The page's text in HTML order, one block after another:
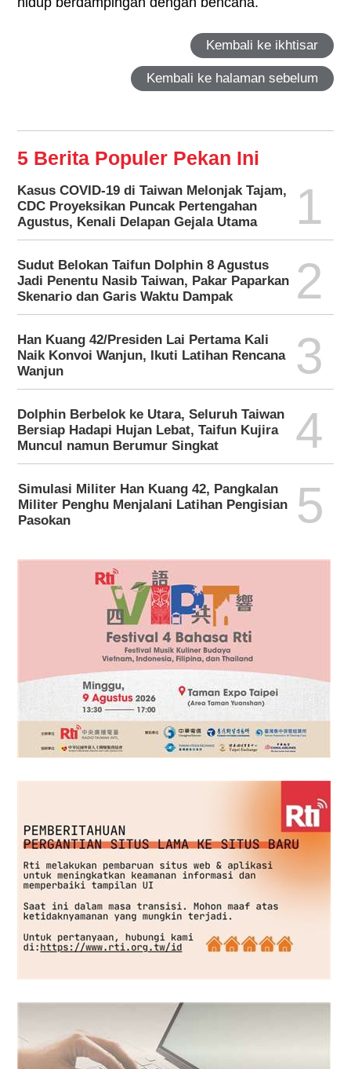
Kembali ke ikhtisar
Kembali ke halaman sebelum
5 Berita Populer Pekan Ini
Kasus COVID-19 di Taiwan Melonjak Tajam,
CDC Proyeksikan Puncak Pertengahan
Agustus, Kenali Delapan Gejala Utama
1
Sudut Belokan Taifun Dolphin 8 Agustus
Jadi Penentu Nasib Taiwan, Pakar Paparkan
Skenario dan Garis Waktu Dampak
2
Han Kuang 42/Presiden Lai Pertama Kali
Naik Konvoi Wanjun, Ikuti Latihan Rencana
Wanjun
3
Dolphin Berbelok ke Utara, Seluruh Taiwan
Bersiap Hadapi Hujan Lebat, Taifun Kujira
Muncul namun Berumur Singkat
4
Simulasi Militer Han Kuang 42, Pangkalan
Militer Penghu Menjalani Latihan Pengisian
Pasokan
5